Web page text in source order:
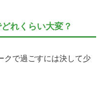
れくらい大変？
クで過ごすには決して少